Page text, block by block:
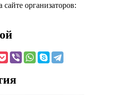
организаторов: